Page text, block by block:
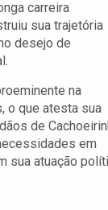
carreira
sua trajetória
desejo de
na
o que atesta sua
de
em
sua atuação